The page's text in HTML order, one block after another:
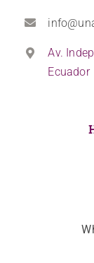
Av.
Ecuador